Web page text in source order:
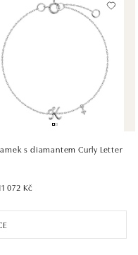
s diamantem Curly Letter
072 Kč